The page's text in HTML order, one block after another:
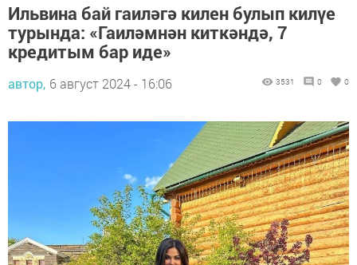
Ильвина бай гаиләгә килен булып килүе
турында: «Гаиләмнән киткәндә, 7
кредитым бар иде»
автор, 6 август 2024 - 16:06 3531 0 0